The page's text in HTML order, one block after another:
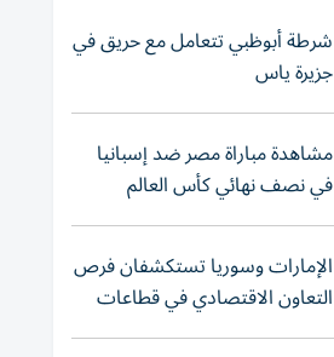
شرطة أبوظبي تتعامل مع حريق في
جزيرة ياس
مشاهدة مباراة مصر ضد إسبانيا
في نصف نهائي كأس العالم
لناشئات اليد 2026
الإمارات وسوريا تستكشفان فرص
التعاون الاقتصادي في قطاعات
حيوية